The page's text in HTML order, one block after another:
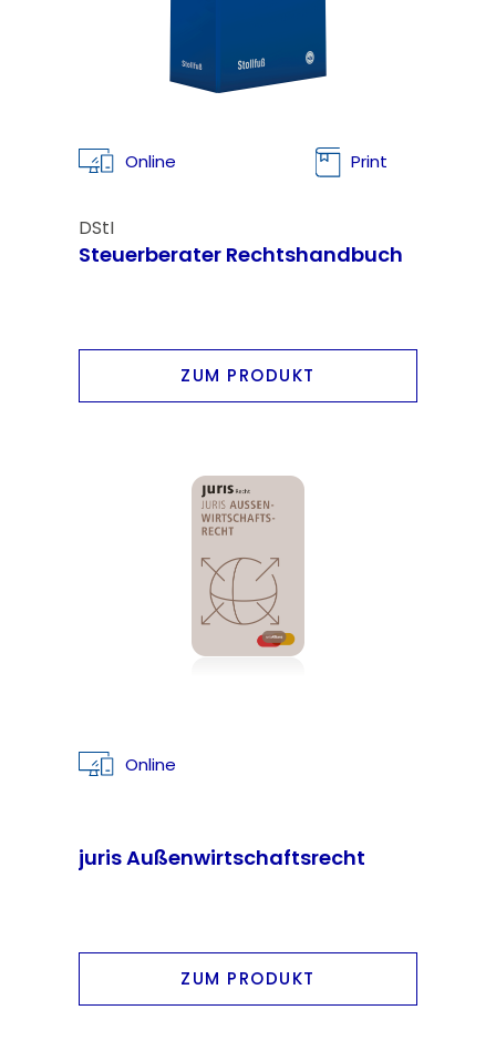
Online Print
DStI
Steuerberater Rechtshandbuch
ZUM PRODUKT
Online
juris Außenwirtschaftsrecht
ZUM PRODUKT